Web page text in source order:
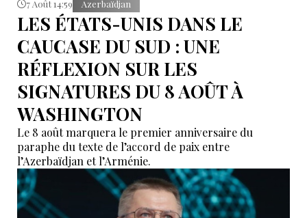
7 Août 14:59 Azerbaïdjan
LES ÉTATS-UNIS DANS LE
CAUCASE DU SUD : UNE
RÉFLEXION SUR LES
SIGNATURES DU 8 AOÛT À
WASHINGTON
Le 8 août marquera le premier anniversaire du
paraphe du texte de l’accord de paix entre
l’Azerbaïdjan et l’Arménie.